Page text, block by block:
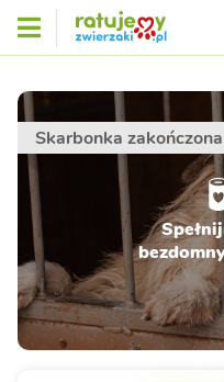
Skarbonka zakończona